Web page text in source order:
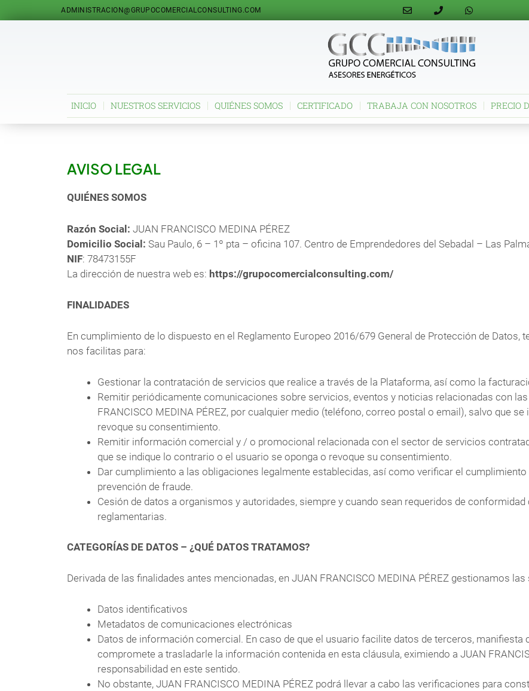
ADMINISTRACION@GRUPOCOMERCIALCONSULTING.COM
INICIO NUESTROS SERVICIOS QUIÉNES SOMOS CERTIFICADO TRABAJA CON NOSOTROS PRECIO
AVISO LEGAL
QUIÉNES SOMOS
Razón Social: JUAN FRANCISCO MEDINA PÉREZ
Domicilio Social: Sau Paulo, 6 – 1º pta – oficina 107. Centro de Emprendedores del Sebadal – Las
NIF: 78473155F
La dirección de nuestra web es: https://grupocomercialconsulting.com/
FINALIDADES
En cumplimiento de lo dispuesto en el Reglamento Europeo 2016/679 General de Protección de
nos facilitas para:
Gestionar la contratación de servicios que realice a través de la Plataforma, así como la
Remitir periódicamente comunicaciones sobre servicios, eventos y noticias relacionadas con
FRANCISCO MEDINA PÉREZ, por cualquier medio (teléfono, correo postal o email), salvo que
revoque su consentimiento.
Remitir información comercial y / o promocional relacionada con el sector de servicios
que se indique lo contrario o el usuario se oponga o revoque su consentimiento.
Dar cumplimiento a las obligaciones legalmente establecidas, así como verificar el
prevención de fraude.
Cesión de datos a organismos y autoridades, siempre y cuando sean requeridos de
reglamentarias.
CATEGORÍAS DE DATOS – ¿QUÉ DATOS TRATAMOS?
Derivada de las finalidades antes mencionadas, en JUAN FRANCISCO MEDINA PÉREZ gestionamos
Datos identificativos
Metadatos de comunicaciones electrónicas
Datos de información comercial. En caso de que el usuario facilite datos de terceros,
compromete a trasladarle la información contenida en esta cláusula, eximiendo a JUAN
responsabilidad en este sentido.
No obstante, JUAN FRANCISCO MEDINA PÉREZ podrá llevar a cabo las verificaciones para